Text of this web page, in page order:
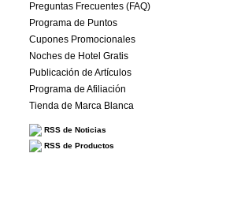
Preguntas Frecuentes (FAQ)
Programa de Puntos
Cupones Promocionales
Noches de Hotel Gratis
Publicación de Artículos
Programa de Afiliación
Tienda de Marca Blanca
RSS de Noticias
RSS de Productos